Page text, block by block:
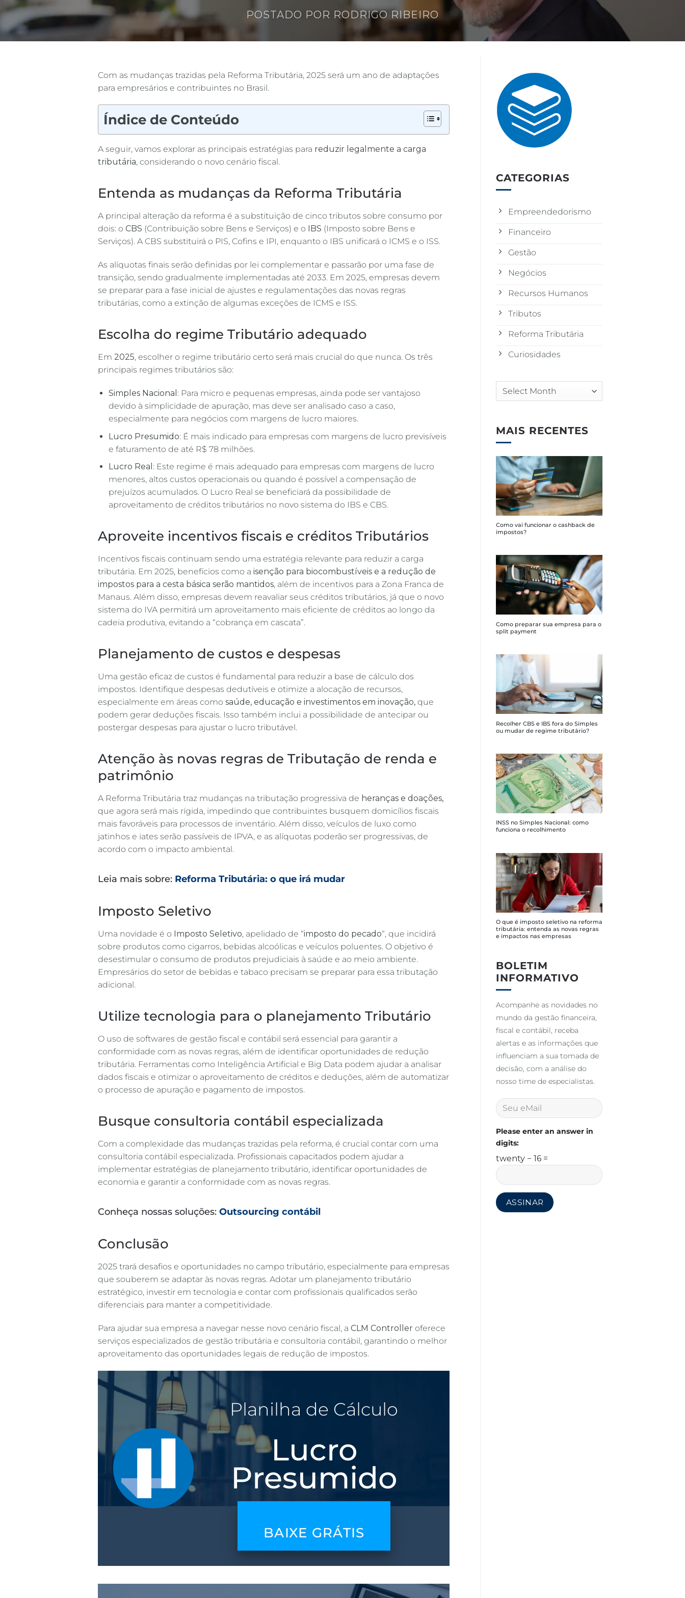
POSTADO POR RODRIGO RIBEIRO
Com as mudanças trazidas pela Reforma Tributária, 2025 será um ano de adaptações
para empresários e contribuintes no Brasil.
Índice de Conteúdo
A seguir, vamos explorar as principais estratégias para reduzir legalmente a carga
tributária, considerando o novo cenário fiscal.
Entenda as mudanças da Reforma Tributária
A principal alteração da reforma é a substituição de cinco tributos sobre consumo por
dois: o CBS (Contribuição sobre Bens e Serviços) e o IBS (Imposto sobre Bens e
Serviços). A CBS substituirá o PIS, Cofins e IPI, enquanto o IBS unificará o ICMS e o ISS.
As alíquotas finais serão definidas por lei complementar e passarão por uma fase de
transição, sendo gradualmente implementadas até 2033. Em 2025, empresas devem
se preparar para a fase inicial de ajustes e regulamentações das novas regras
tributárias, como a extinção de algumas exceções de ICMS e ISS​.
Escolha do regime Tributário adequado
Em 2025, escolher o regime tributário certo será mais crucial do que nunca. Os três
principais regimes tributários são:
Simples Nacional : Para micro e pequenas empresas, ainda pode ser vantajoso
devido à simplicidade de apuração, mas deve ser analisado caso a caso,
especialmente para negócios com margens de lucro maiores.
Lucro Presumido: É mais indicado para empresas com margens de lucro previsíveis
e faturamento de até R$ 78 milhões.
Lucro Real : Este regime é mais adequado para empresas com margens de lucro
menores, altos custos operacionais ou quando é possível a compensação de
prejuízos acumulados. O Lucro Real se beneficiará da possibilidade de
aproveitamento de créditos tributários no novo sistema do IBS e CBS​.
Aproveite incentivos fiscais e créditos Tributários
Incentivos fiscais continuam sendo uma estratégia relevante para reduzir a carga
tributária. Em 2025, benefícios como a isenção para biocombustíveis e a redução de
impostos para a cesta básica serão mantidos, além de incentivos para a Zona Franca de
Manaus. Além disso, empresas devem reavaliar seus créditos tributários, já que o novo
sistema do IVA permitirá um aproveitamento mais eficiente de créditos ao longo da
cadeia produtiva, evitando a “cobrança em cascata”​.
Planejamento de custos e despesas
Uma gestão eficaz de custos é fundamental para reduzir a base de cálculo dos
impostos. Identifique despesas dedutíveis e otimize a alocação de recursos,
especialmente em áreas como saúde, educação e investimentos em inovação, que
podem gerar deduções fiscais. Isso também inclui a possibilidade de antecipar ou
postergar despesas para ajustar o lucro tributável​.
Atenção às novas regras de Tributação de renda e
patrimônio
A Reforma Tributária traz mudanças na tributação progressiva de heranças e doações,
que agora será mais rígida, impedindo que contribuintes busquem domicílios fiscais
mais favoráveis para processos de inventário. Além disso, veículos de luxo como
jatinhos e iates serão passíveis de IPVA, e as alíquotas poderão ser progressivas, de
acordo com o impacto ambiental​.
Leia mais sobre: Reforma Tributária: o que irá mudar
Imposto Seletivo
Uma novidade é o Imposto Seletivo, apelidado de “imposto do pecado“, que incidirá
sobre produtos como cigarros, bebidas alcoólicas e veículos poluentes. O objetivo é
desestimular o consumo de produtos prejudiciais à saúde e ao meio ambiente.
Empresários do setor de bebidas e tabaco precisam se preparar para essa tributação
adicional​.
Utilize tecnologia para o planejamento Tributário
O uso de softwares de gestão fiscal e contábil será essencial para garantir a
conformidade com as novas regras, além de identificar oportunidades de redução
tributária. Ferramentas como Inteligência Artificial e Big Data podem ajudar a analisar
dados fiscais e otimizar o aproveitamento de créditos e deduções, além de automatizar
o processo de apuração e pagamento de impostos​.
Busque consultoria contábil especializada
Com a complexidade das mudanças trazidas pela reforma, é crucial contar com uma
consultoria contábil especializada. Profissionais capacitados podem ajudar a
implementar estratégias de planejamento tributário, identificar oportunidades de
economia e garantir a conformidade com as novas regras​.
Conheça nossas soluções: Outsourcing contábil
Conclusão
2025 trará desafios e oportunidades no campo tributário, especialmente para empresas
que souberem se adaptar às novas regras. Adotar um planejamento tributário
estratégico, investir em tecnologia e contar com profissionais qualificados serão
diferenciais para manter a competitividade.
Para ajudar sua empresa a navegar nesse novo cenário fiscal, a CLM Controller oferece
serviços especializados de gestão tributária e consultoria contábil, garantindo o melhor
aproveitamento das oportunidades legais de redução de impostos.
Planilha de Cálculo
Lucro
Presumido
BAIXE GRÁTIS
CATEGORIAS
Empreendedorismo
Financeiro
Gestão
Negócios
Recursos Humanos
Tributos
Reforma Tributária
Curiosidades
Arquivos
MAIS RECENTES
Como vai funcionar o cashback de
impostos?
Como preparar sua empresa para o
split payment
Recolher CBS e IBS fora do Simples
ou mudar de regime tributário?
INSS no Simples Nacional: como
funciona o recolhimento
O que é imposto seletivo na reforma
tributária: entenda as novas regras
e impactos nas empresas
BOLETIM
INFORMATIVO
Acompanhe as novidades no
mundo da gestão financeira,
fiscal e contábil, receba
alertas e as informações que
influenciam a sua tomada de
decisão, com a análise do
nosso time de especialistas.
Please enter an answer in
digits:
twenty − 16 =